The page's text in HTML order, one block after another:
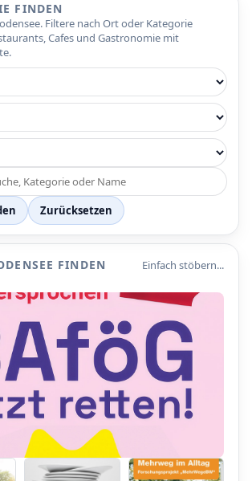
FINDEN
Filtere nach Ort oder Kategorie
Cafes und Gastronomie mit
Zurücksetzen
FINDEN Einfach stöbern...